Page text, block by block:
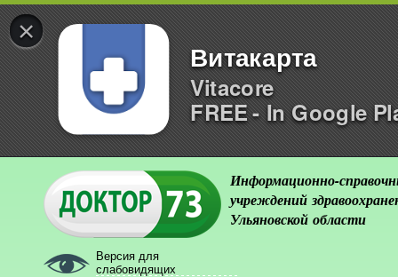
×
Витакарта
Vitacore
FREE - In Google
Версия для
слабовидящих
Информационно-
учреждений
Ульяновской области